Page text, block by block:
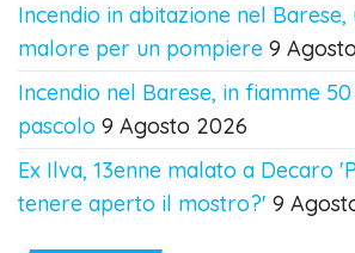
Incendio in abitazione nel
malore per un pompiere 9
Incendio nel Barese, in fiamme
pascolo 9 Agosto 2026
Ex Ilva, 13enne malato a Decaro
tenere aperto il mostro?' 9